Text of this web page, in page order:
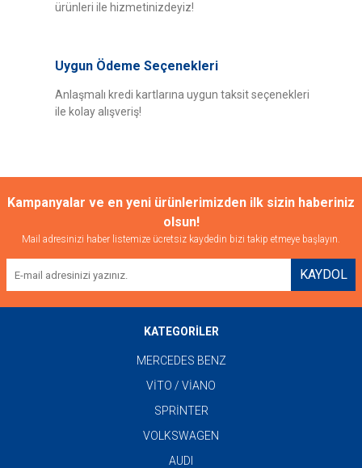
Bu ürüne benzer farklı alternatifler olmalı.
ürünleri ile hizmetinizdeyiz!
Uygun Ödeme Seçenekleri
Anlaşmalı kredi kartlarına uygun taksit seçenekleri
ile kolay alışveriş!
Kampanyalar ve en yeni ürünlerimizden ilk sizin haberiniz
olsun!
Mail adresinizi haber listemize ücretsiz kaydedin bizi takip etmeye başlayın.
KAYDOL
KATEGORİLER
MERCEDES BENZ
VİTO / VİANO
SPRİNTER
VOLKSWAGEN
AUDI